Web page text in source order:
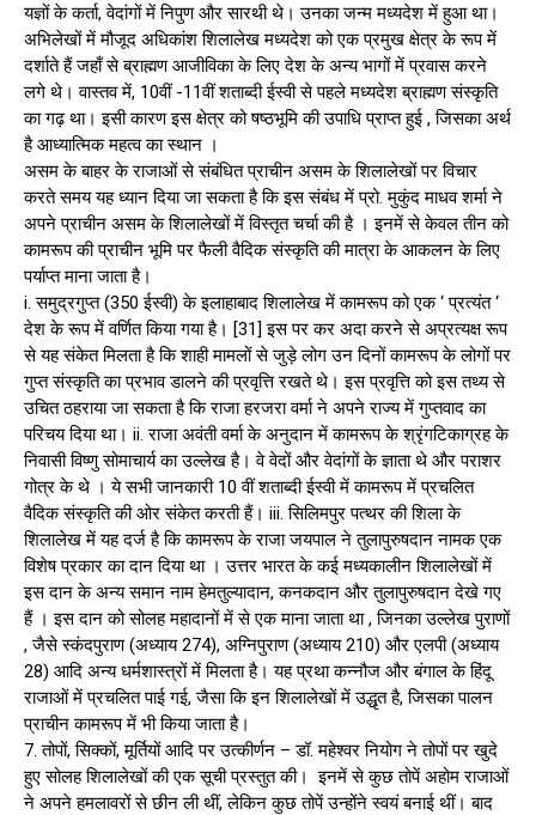
यज्ञों के कर्ता, वेदांगों में निपुण और सारथी थे। उनका जन्म मध्यदेश में हुआ था।
अभिलेखों में मौजूद अधिकांश शिलालेख मध्यदेश को एक प्रमुख क्षेत्र के रूप में
दर्शाते हैं जहाँ से ब्राह्मण आजीविका के लिए देश के अन्य भागों में प्रवास करने
लगे थे। वास्तव में, 10वीं -11वीं शताब्दी ईस्वी से पहले मध्यदेश ब्राह्मण संस्कृति
का गढ़ था। इसी कारण इस क्षेत्र को षष्ठभूमि की उपाधि प्राप्त हुई , जिसका अर्थ
है आध्यात्मिक महत्व का स्थान ।
असम के बाहर के राजाओं से संबंधित प्राचीन असम के शिलालेखों पर विचार
करते समय यह ध्यान दिया जा सकता है कि इस संबंध में प्रो. मुकुंद माधव शर्मा ने
अपने प्राचीन असम के शिलालेखों में विस्तृत चर्चा की है । इनमें से केवल तीन को
कामरूप की प्राचीन भूमि पर फैली वैदिक संस्कृति की मात्रा के आकलन के लिए
पर्याप्त माना जाता है।
i. समुद्रगुप्त (350 ईस्वी) के इलाहाबाद शिलालेख में कामरूप को एक ‘ प्रत्यंत ‘
देश के रूप में वर्णित किया गया है। [31] इस पर कर अदा करने से अप्रत्यक्ष रूप
से यह संकेत मिलता है कि शाही मामलों से जुड़े लोग उन दिनों कामरूप के लोगों पर
गुप्त संस्कृति का प्रभाव डालने की प्रवृत्ति रखते थे। इस प्रवृत्ति को इस तथ्य से
उचित ठहराया जा सकता है कि राजा हरजरा वर्मा ने अपने राज्य में गुप्तवाद का
परिचय दिया था। ii. राजा अवंती वर्मा के अनुदान में कामरूप के श्रृंगटिकाग्रह के
निवासी विष्णु सोमाचार्य का उल्लेख है। वे वेदों और वेदांगों के ज्ञाता थे और पराशर
गोत्र के थे । ये सभी जानकारी 10 वीं शताब्दी ईस्वी में कामरूप में प्रचलित
वैदिक संस्कृति की ओर संकेत करती हैं। iii. सिलिमपुर पत्थर की शिला के
शिलालेख में यह दर्ज है कि कामरूप के राजा जयपाल ने तुलापुरुषदान नामक एक
विशेष प्रकार का दान दिया था । उत्तर भारत के कई मध्यकालीन शिलालेखों में
इस दान के अन्य समान नाम हेमतुल्यादान, कनकदान और तुलापुरुषदान देखे गए
हैं । इस दान को सोलह महादानों में से एक माना जाता था , जिनका उल्लेख पुराणों
, जैसे स्कंदपुराण (अध्याय 274), अग्निपुराण (अध्याय 210) और एलपी (अध्याय
28) आदि अन्य धर्मशास्त्रों में मिलता है। यह प्रथा कन्नौज और बंगाल के हिंदू
राजाओं में प्रचलित पाई गई, जैसा कि इन शिलालेखों में उद्धृत है, जिसका पालन
प्राचीन कामरूप में भी किया जाता है।
7. तोपों, सिक्कों, मूर्तियों आदि पर उत्कीर्णन – डॉ. महेश्वर नियोग ने तोपों पर खुदे
हुए सोलह शिलालेखों की एक सूची प्रस्तुत की। इनमें से कुछ तोपें अहोम राजाओं
ने अपने हमलावरों से छीन ली थीं, लेकिन कुछ तोपें उन्होंने स्वयं बनाई थीं। बाद